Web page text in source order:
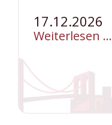
17.12.2026
Weiterlesen …